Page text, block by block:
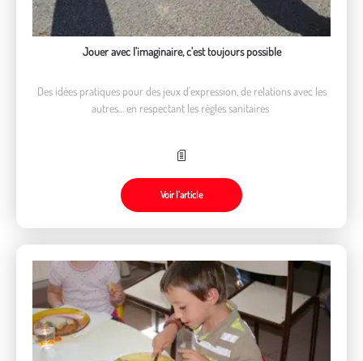
Jouer avec l'imaginaire, c'est toujours possible
Des idées pratiques pour des jeux d'expression, de relations avec les
autres… en respectant les règles sanitaires
Voir l’article